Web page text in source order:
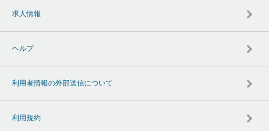
求人情報
ヘルプ
利用者情報の外部送信について
利用規約